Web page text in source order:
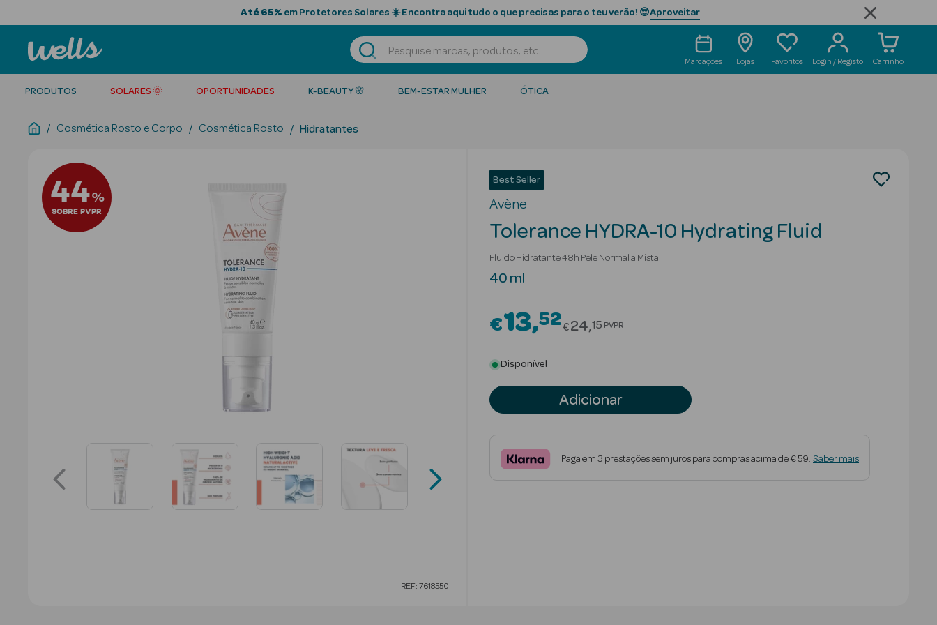
Até 65% em Protetores Solares ☀️ Encontra aqui tudo o que precisas para o teu verão! 😎Aproveitar
Marcações Lojas Favoritos Login / Registo Carrinho
PRODUTOS SOLARES 🌞 OPORTUNIDADES K-BEAUTY 🌸 BEM-ESTAR MULHER ÓTICA
Cosmética Rosto e Corpo Cosmética Rosto Hidratantes
44%
SOBRE PVPR
REF: 7618550
Best Seller
Avène
Tolerance HYDRA-10 Hydrating Fluid
Fluido Hidratante 48h Pele Normal a Mista
40 ml
€13 52Price reduced from
€24 15 PVPR
Disponível
Adicionar
Paga em 3 prestações sem juros para compras acima de € 59. Saber mais